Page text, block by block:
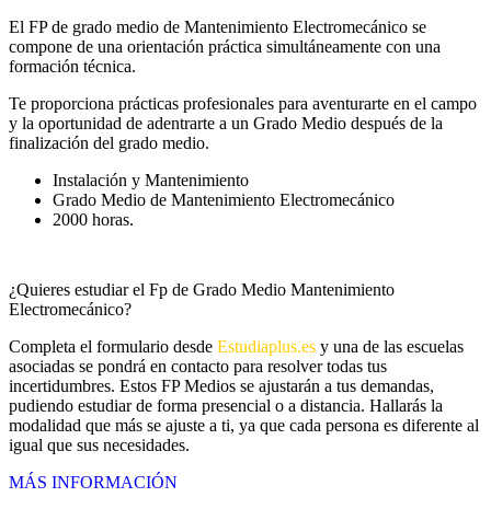
El FP de grado medio de Mantenimiento Electromecánico se
compone de una orientación práctica simultáneamente con una
formación técnica.
Te proporciona prácticas profesionales para aventurarte en el campo
y la oportunidad de adentrarte a un Grado Medio después de la
finalización del grado medio.
Instalación y Mantenimiento
Grado Medio de Mantenimiento Electromecánico
2000 horas.
¿Quieres estudiar el Fp de Grado Medio Mantenimiento
Electromecánico?
Completa el formulario desde Estudiaplus.es y una de las escuelas
asociadas se pondrá en contacto para resolver todas tus
incertidumbres. Estos FP Medios se ajustarán a tus demandas,
pudiendo estudiar de forma presencial o a distancia. Hallarás la
modalidad que más se ajuste a ti, ya que cada persona es diferente al
igual que sus necesidades.
MÁS INFORMACIÓN